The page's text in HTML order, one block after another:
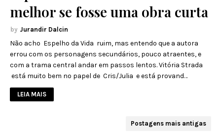
melhor se fosse uma obra curta
Jurandir Dalcin
Não acho Espelho da Vida ruim, mas entendo que a autora
errou com os personagens secundários, pouco atraentes, e
com a trama central andar em passos lentos. Vitória Strada
está muito bem no papel de Cris/Julia e está provand…
LEIA MAIS
Postagens mais antigas